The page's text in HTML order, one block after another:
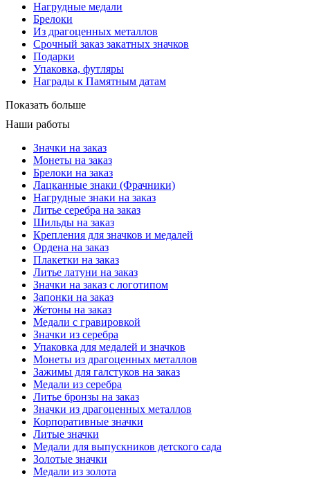
Нагрудные медали
Брелоки
Из драгоценных металлов
Срочный заказ закатных значков
Подарки
Упаковка, футляры
Награды к Памятным датам
Показать больше
Наши работы
Значки на заказ
Монеты на заказ
Брелоки на заказ
Лацканные знаки (Фрачники)
Нагрудные знаки на заказ
Литье серебра на заказ
Шильды на заказ
Крепления для значков и медалей
Ордена на заказ
Плакетки на заказ
Литье латуни на заказ
Значки на заказ с логотипом
Запонки на заказ
Жетоны на заказ
Медали с гравировкой
Значки из серебра
Упаковка для медалей и значков
Монеты из драгоценных металлов
Зажимы для галстуков на заказ
Медали из серебра
Литье бронзы на заказ
Значки из драгоценных металлов
Корпоративные значки
Литые значки
Медали для выпускников детского сада
Золотые значки
Медали из золота